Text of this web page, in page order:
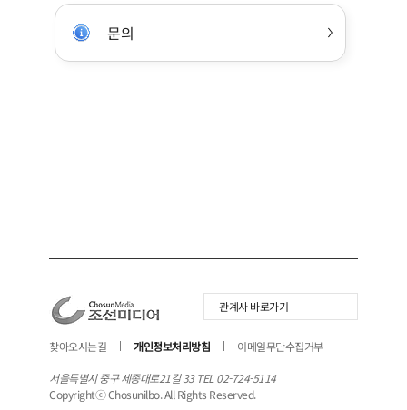
문의
찾아오시는길 개인정보처리방침 이메일무단수집거부
서울특별시 중구 세종대로21길 33 TEL 02-724-5114
Copyrightⓒ Chosunilbo. All Rights Reserved.
관계사 바로가기